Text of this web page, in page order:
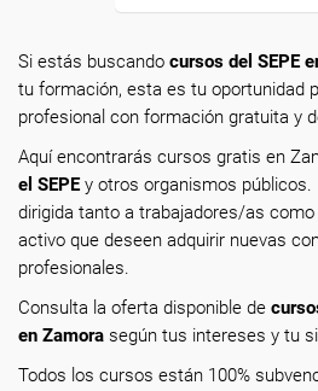
Si estás buscando cursos del SEPE
tu formación, esta es tu oportunidad
profesional con formación gratuita y
Aquí encontrarás cursos gratis en
el SEPEy otros organismos públicos.
dirigida tanto a trabajadores/as
activo que deseen adquirir nuevas
profesionales.
Consulta la oferta disponible de
en Zamora según tus intereses y tu
Todos los cursos están 100%